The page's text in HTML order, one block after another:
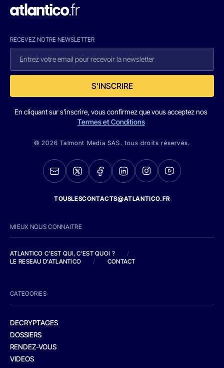
RECEVEZ NOTRE NEWSLETTER
S'INSCRIRE
En cliquant sur s'inscrire, vous confirmez que vous acceptez nos
Termes et Conditions
© 2026 Talmont Media SAS. tous droits réservés.
TOUSLESCONTACTS@ATLANTICO.FR
MIEUX NOUS CONNAITRE
ATLANTICO C'EST QUI, C'EST QUOI ?
/
LE RESEAU D'ATLANTICO
/ CONTACT
CATEGORIES
DECRYPTAGES
DOSSIERS
RENDEZ-VOUS
VIDEOS